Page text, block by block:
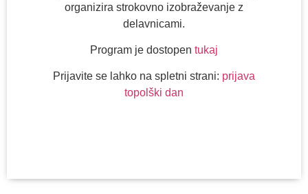
organizira strokovno izobraževanje z
delavnicami.
Program je dostopen tukaj
Prijavite se lahko na spletni strani: prijava
topolški dan